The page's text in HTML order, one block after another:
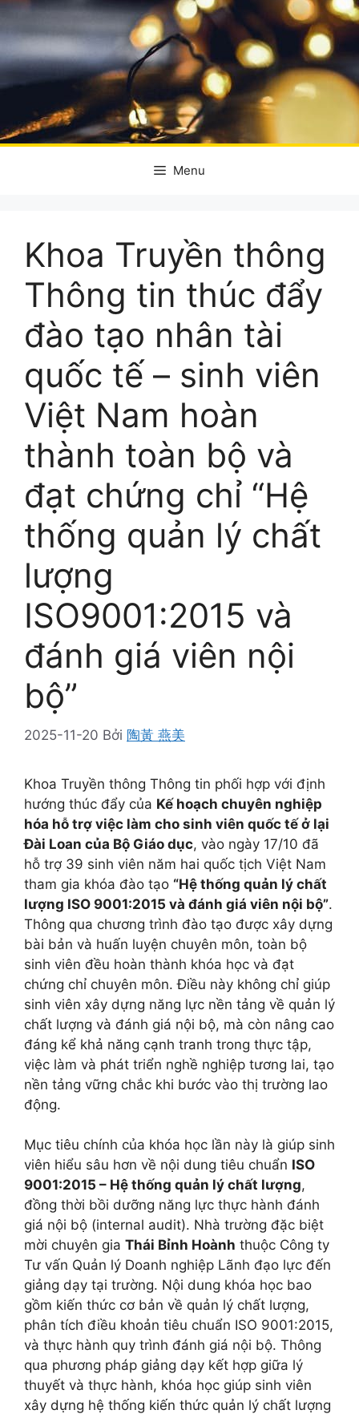
Menu
Khoa Truyền thông
Thông tin thúc đẩy
đào tạo nhân tài
quốc tế – sinh viên
Việt Nam hoàn
thành toàn bộ và
đạt chứng chỉ “Hệ
thống quản lý chất
lượng
ISO9001:2015 và
đánh giá viên nội
bộ”
2025-11-20 Bởi 陶黃 燕美
Khoa Truyền thông Thông tin phối hợp với định
hướng thúc đẩy của Kế hoạch chuyên nghiệp
hóa hỗ trợ việc làm cho sinh viên quốc tế ở lại
Đài Loan của Bộ Giáo dục, vào ngày 17/10 đã
hỗ trợ 39 sinh viên năm hai quốc tịch Việt Nam
tham gia khóa đào tạo “Hệ thống quản lý chất
lượng ISO 9001:2015 và đánh giá viên nội bộ”.
Thông qua chương trình đào tạo được xây dựng
bài bản và huấn luyện chuyên môn, toàn bộ
sinh viên đều hoàn thành khóa học và đạt
chứng chỉ chuyên môn. Điều này không chỉ giúp
sinh viên xây dựng năng lực nền tảng về quản lý
chất lượng và đánh giá nội bộ, mà còn nâng cao
đáng kể khả năng cạnh tranh trong thực tập,
việc làm và phát triển nghề nghiệp tương lai, tạo
nền tảng vững chắc khi bước vào thị trường lao
động.
Mục tiêu chính của khóa học lần này là giúp sinh
viên hiểu sâu hơn về nội dung tiêu chuẩn ISO
9001:2015 – Hệ thống quản lý chất lượng,
đồng thời bồi dưỡng năng lực thực hành đánh
giá nội bộ (internal audit). Nhà trường đặc biệt
mời chuyên gia Thái Bỉnh Hoành thuộc Công ty
Tư vấn Quản lý Doanh nghiệp Lãnh đạo lực đến
giảng dạy tại trường. Nội dung khóa học bao
gồm kiến thức cơ bản về quản lý chất lượng,
phân tích điều khoản tiêu chuẩn ISO 9001:2015,
và thực hành quy trình đánh giá nội bộ. Thông
qua phương pháp giảng dạy kết hợp giữa lý
thuyết và thực hành, khóa học giúp sinh viên
xây dựng hệ thống kiến thức quản lý chất lượng